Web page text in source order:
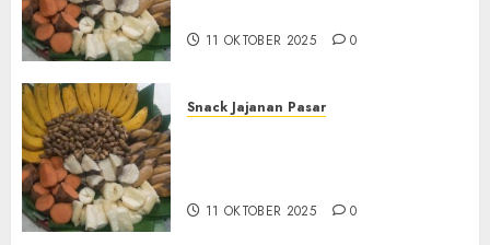
11 OKTOBER 2025 0
Snack Jajanan Pasar
11 OKTOBER 2025 0